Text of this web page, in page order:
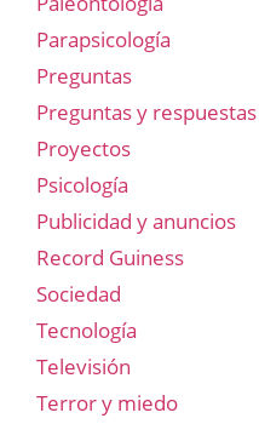
Parapsicología
Preguntas
Preguntas y respuestas
Proyectos
Psicología
Publicidad y anuncios
Record Guiness
Sociedad
Tecnología
Televisión
Terror y miedo